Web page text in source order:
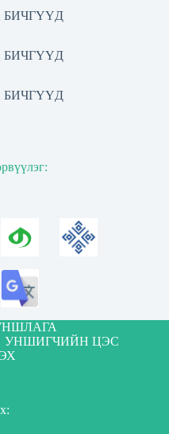
БИЧГҮҮД
БИЧГҮҮД
БИЧГҮҮД
УНШИГЧИЙН ЦЭС